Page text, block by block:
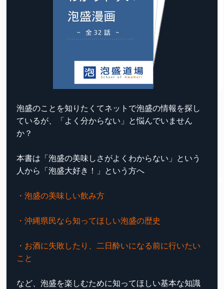
泡盛のことを知りたくてネットで泡盛の情報を探し
ているが、「よく分からない」と悩んでいません
か？
本書は「泡盛の美味しさがよくわからない」という
人から「泡盛大好き！」という方へ
・泡盛の美味しい飲み方
・沖縄県民なら知ってほしい泡盛の歴史
・お酒に失敗したり、二日酔いになる前に行いたい
こと
など、泡盛を楽しむために知ってほしい基本な知識